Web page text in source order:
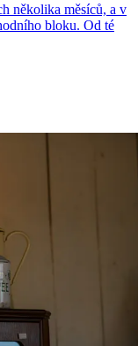
několika měsíců, a v
bloku. Od té